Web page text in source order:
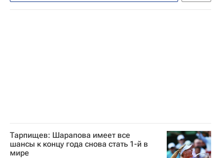
Теннис
Спорт
Тарпищев: Шарапова имеет все
шансы к концу года снова стать 1-й в
мире